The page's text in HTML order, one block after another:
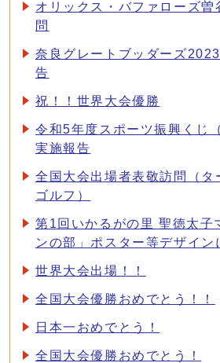
オリックス・バファローズ曽
問
奈良グレートブッダーズ
告
祝！！世界大会優勝
令和5年度スポーツ振興くじ
実施報告
全国大会出場者表敬訪問（タ
ゴルフ）
第1回いかるがの里 聖徳太子
ンの部」ポスター等デザイン
世界大会出場！！
全国大会優勝おめでとう！！
日本一おめでとう！
全国大会優勝おめでとう！